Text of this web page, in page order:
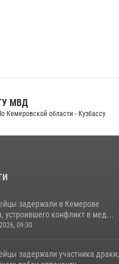
МВД
Кемеровской области - Кузбассу
задержали в Кемерове
устроившего конфликт в мед...
09:30
задержали участника драки,